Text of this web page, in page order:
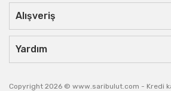
Alışveriş
Yardım
Copyright 2026 © www.saribulut.com - Kredi